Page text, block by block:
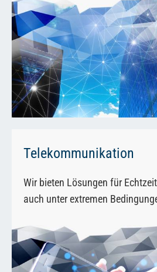
Telekommunikation
Wir bieten Lösungen für
auch unter extremen